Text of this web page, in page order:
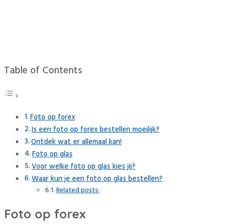
Table of Contents
Foto op forex
Is een foto op forex bestellen moeilijk?
Ontdek wat er allemaal kan!
Foto op glas
Voor welke foto op glas kies jij?
Waar kun je een foto op glas bestellen?
Related posts:
Foto op forex